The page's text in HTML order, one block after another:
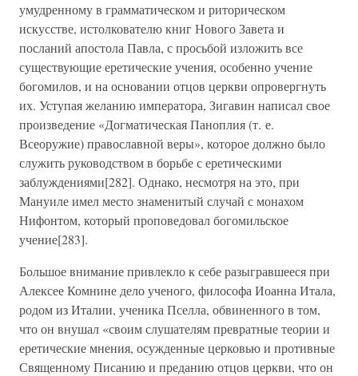
умудренному в грамматическом и риторическом
искусстве, истолкователю книг Нового Завета и
посланий апостола Павла, с просьбой изложить все
существующие еретические учения, особенно учение
богомилов, и на основании отцов церкви опровергнуть
их. Уступая желанию императора, Зигавин написал свое
произведение «Догматическая Паноплия (т. е.
Всеоружие) православной веры», которое должно было
служить руководством в борьбе с еретическими
заблуждениями[282]. Однако, несмотря на это, при
Мануиле имел место знаменитый случай с монахом
Нифонтом, который проповедовал богомильское
учение[283].
Большое внимание привлекло к себе разыгравшееся при
Алексее Комнине дело ученого, философа Иоанна Итала,
родом из Италии, ученика Пселла, обвиненного в том,
что он внушал «своим слушателям превратные теории и
еретические мнения, осужденные церковью и противные
Священному Писанию и преданию отцов церкви, что он